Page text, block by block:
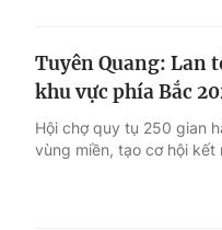
Tuyên Quang: Lan
khu vực phía Bắc
Hội chợ quy tụ 250 gian
vùng miền, tạo cơ hội kết